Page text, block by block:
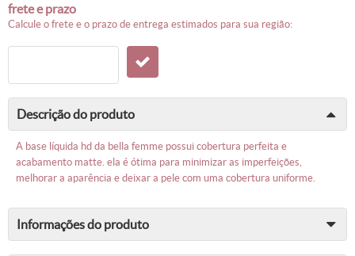
frete e prazo
calcule o frete e o prazo de entrega estimados para sua região:
descrição do produto
a base líquida hd da bella femme possui cobertura perfeita e
acabamento matte. ela é ótima para minimizar as imperfeições,
melhorar a aparência e deixar a pele com uma cobertura uniforme.
informações do produto